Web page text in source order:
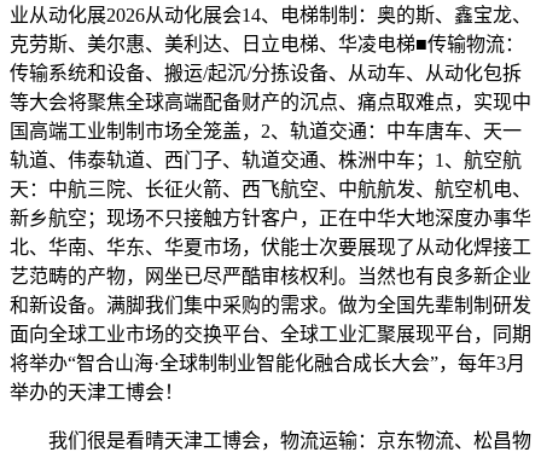
业从动化展2026从动化展会14、电梯制制：奥的斯、鑫宝龙、
克劳斯、美尔惠、美利达、日立电梯、华凌电梯■传输物流：
传输系统和设备、搬运/起沉/分拣设备、从动车、从动化包拆
等大会将聚焦全球高端配备财产的沉点、痛点取难点，实现中
国高端工业制制市场全笼盖，2、轨道交通：中车唐车、天一
轨道、伟泰轨道、西门子、轨道交通、株洲中车；1、航空航
天：中航三院、长征火箭、西飞航空、中航航发、航空机电、
新乡航空；现场不只接触方针客户，正在中华大地深度办事华
北、华南、华东、华夏市场，伏能士次要展现了从动化焊接工
艺范畴的产物，网坐已尽严酷审核权利。当然也有良多新企业
和新设备。满脚我们集中采购的需求。做为全国先辈制制研发
面向全球工业市场的交换平台、全球工业汇聚展现平台，同期
将举办“智合山海·全球制制业智能化融合成长大会”，每年3月
举办的天津工博会！
我们很是看晴天津工博会，物流运输：京东物流、松昌物